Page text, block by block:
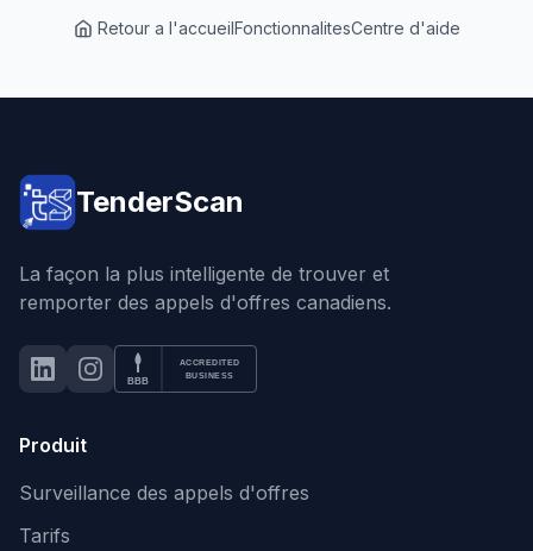
Retour a l'accueilFonctionnalitesCentre d'aide
TenderScan
La façon la plus intelligente de trouver et
remporter des appels d'offres canadiens.
LinkedInInstagram
BBB Accredited Business
BBB
ACCREDITED
BUSINESS
Produit
Surveillance des appels d'offres
Tarifs